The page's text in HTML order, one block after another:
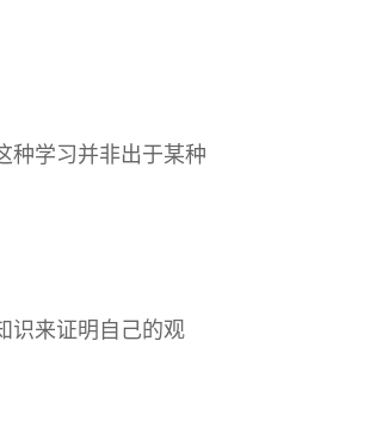
种学习并非出于某种
识来证明自己的观